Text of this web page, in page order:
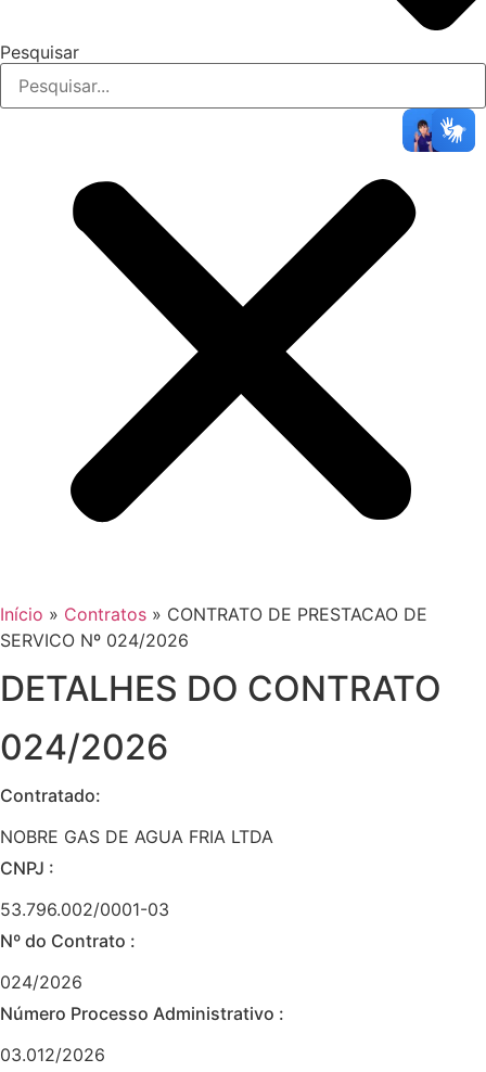
Pesquisar
Início » Contratos » CONTRATO DE PRESTACAO DE
SERVICO Nº 024/2026
DETALHES DO CONTRATO​
024/2026
Contratado:
NOBRE GAS DE AGUA FRIA LTDA
CNPJ :
53.796.002/0001-03
Nº do Contrato :
024/2026
Número Processo Administrativo :
03.012/2026